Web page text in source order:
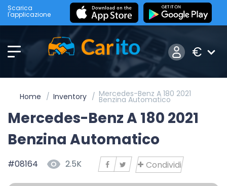
Scarica
l'applicazione
€
Home Inventory Mercedes-Benz A 180 2021
Benzina Automatico
Mercedes-Benz A 180 2021
Benzina Automatico
#08164 2.5K Condividi